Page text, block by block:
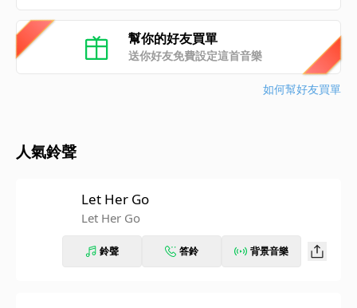
幫你的好友買單
送你好友免費設定這首音樂
如何幫好友買單
人氣鈴聲
Let Her Go
Let Her Go
鈴聲 答鈴 背景音樂